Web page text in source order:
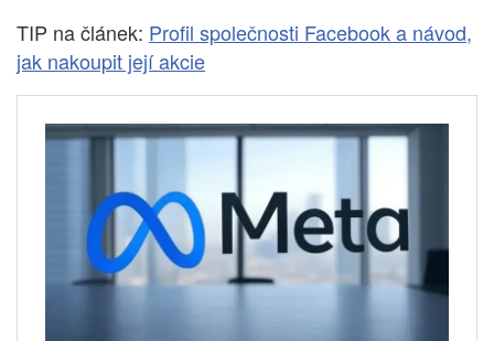
TIP na článek: Profil společnosti Facebook a návod,
jak nakoupit její akcie